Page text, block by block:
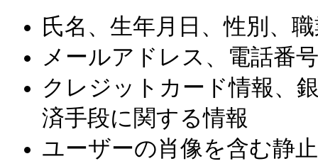
氏名、生年月日、性別、
メールアドレス、電話番
クレジットカード情報、
済手段に関する情報
ユーザーの肖像を含む静